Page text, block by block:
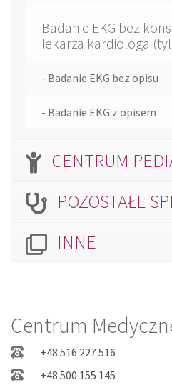
Badanie EKG bez
lekarza kardiologa
- Badanie EKG bez opisu
- Badanie EKG z opisem
CENTRUM
POZOSTAŁE
INNE
Centrum
+48 516 227 516
+48 500 155 145